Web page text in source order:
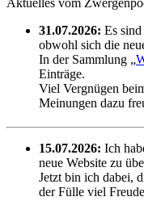
Aktuelles vom
31.07.2026: Es
obwohl sich die
In der Sammlung „
Einträge.
Viel Vergnügen
Meinungen dazu
15.07.2026: Ich
neue Website zu
Jetzt bin ich dabei,
der Fülle viel